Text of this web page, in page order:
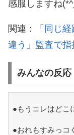
感服しますね
関連：
「同じ
違う」監査で指
みんなの反応
●もうコレはどこ
●おれもすみっコ